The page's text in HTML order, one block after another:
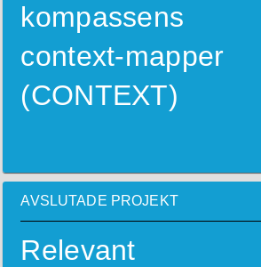
kompassens
context-mapper
(CONTEXT)
AVSLUTADE PROJEKT
Relevant